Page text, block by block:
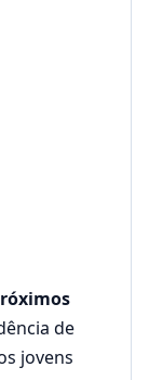
de
jovens